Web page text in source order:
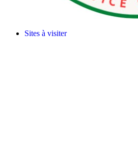
Sites à visiter